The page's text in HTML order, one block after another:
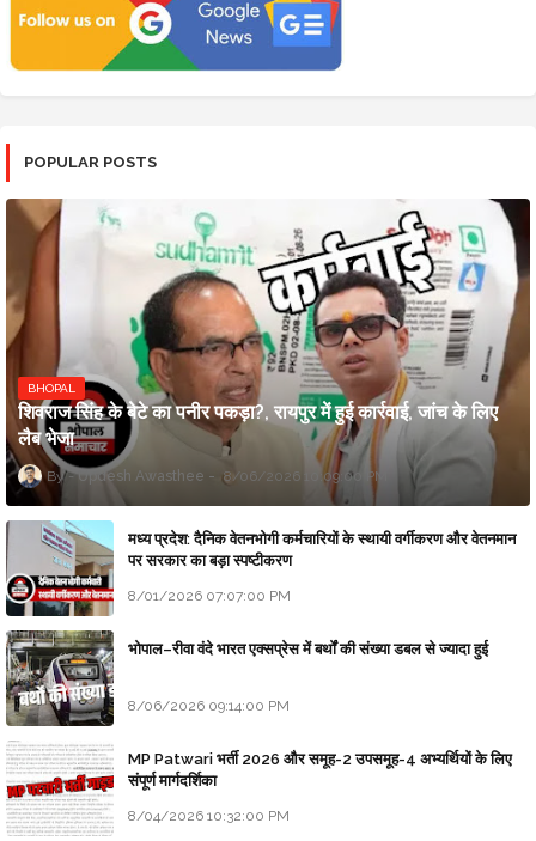
POPULAR POSTS
BHOPAL
शिवराज सिंह के बेटे का पनीर पकड़ा?, रायपुर में हुई कार्रवाई, जांच के लिए
लैब भेजा
Updesh Awasthee 8/06/2026 10:09:00 PM
मध्य प्रदेश: दैनिक वेतनभोगी कर्मचारियों के स्थायी वर्गीकरण और वेतनमान
पर सरकार का बड़ा स्पष्टीकरण
8/01/2026 07:07:00 PM
भोपाल–रीवा वंदे भारत एक्सप्रेस में बर्थों की संख्या डबल से ज्यादा हुई
8/06/2026 09:14:00 PM
MP Patwari भर्ती 2026 और समूह-2 उपसमूह-4 अभ्यर्थियों के लिए
संपूर्ण मार्गदर्शिका
8/04/2026 10:32:00 PM